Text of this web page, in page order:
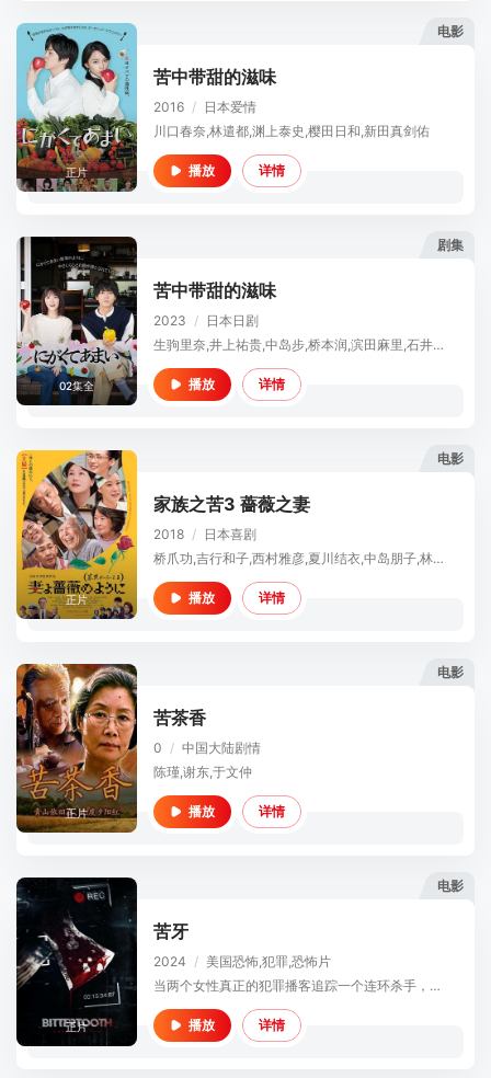
电影
正片
苦中带甜的滋味
2016 / 日本爱情
川口春奈,林遣都,渊上泰史,樱田日和,新田真剑佑
播放 详情
剧集
02集全
苦中带甜的滋味
2023 / 日本日剧
生驹里奈,井上祐贵,中岛步,桥本润,滨田麻里,石井正则,手岛实优,菅野莉央,木幡龙,手塚理美,福山翔大,小林竜树
播放 详情
电影
正片
家族之苦3 薔薇之妻
2018 / 日本喜剧
桥爪功,吉行和子,西村雅彦,夏川结衣,中岛朋子,林家正藏,妻夫木聪,苍井优,藤山扇治郎,广冈由里子,北山雅康,大沼柚希,小林飒,小川绘莉,徳永雄辉,小林稔侍,风吹淳,木场胜己,立川志らく,笹野高史,笑福亭鹤瓶
播放 详情
电影
正片
苦茶香
0 / 中国大陆剧情
陈瑾,谢东,于文仲
播放 详情
电影
正片
苦牙
2024 / 美国恐怖,犯罪,恐怖片
当两个女性真正的犯罪播客追踪一个连环杀手，她们的警戒导致了血腥，令人震惊的揭露。
播放 详情